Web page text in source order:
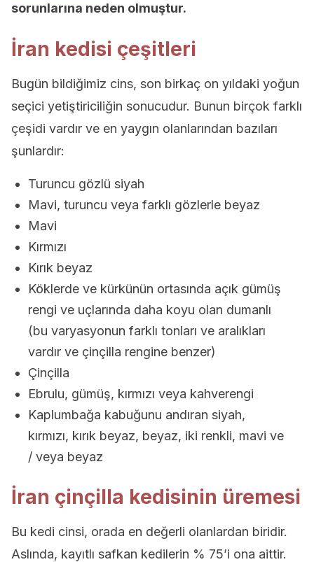
sorunlarına neden olmuştur.
İran kedisi çeşitleri
Bugün bildiğimiz cins, son birkaç on yıldaki yoğun
seçici yetiştiriciliğin sonucudur. Bunun birçok farklı
çeşidi vardır ve en yaygın olanlarından bazıları
şunlardır:
Turuncu gözlü siyah
Mavi, turuncu veya farklı gözlerle beyaz
Mavi
Kırmızı
Kırık beyaz
Köklerde ve kürkünün ortasında açık gümüş
rengi ve uçlarında daha koyu olan dumanlı
(bu varyasyonun farklı tonları ve aralıkları
vardır ve çinçilla rengine benzer)
Çinçilla
Ebrulu, gümüş, kırmızı veya kahverengi
Kaplumbağa kabuğunu andıran siyah,
kırmızı, kırık beyaz, beyaz, iki renkli, mavi ve
/ veya beyaz
İran çinçilla kedisinin üremesi
Bu kedi cinsi, orada en değerli olanlardan biridir.
Aslında, kayıtlı safkan kedilerin % 75’i ona aittir.